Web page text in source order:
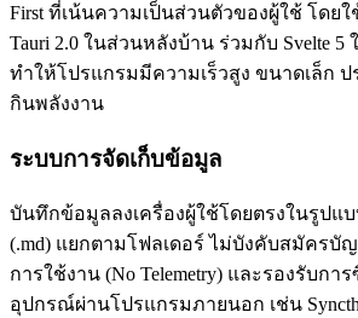
First ที่เน้นความเป็นส่วนตัวของผู้ใช้ โดยใ
Tauri 2.0 ในส่วนหลังบ้าน ร่วมกับ Svelte
ทำให้โปรแกรมมีความเร็วสูง ขนาดเล็ก
กินพลังงาน
ระบบการจัดเก็บข้อมูล
บันทึกข้อมูลลงเครื่องผู้ใช้โดยตรงในรูปแบ
(.md) แยกตามโฟลเดอร์ ไม่บังคับสมัครบั
การใช้งาน (No Telemetry) และรองรับกา
อุปกรณ์ผ่านโปรแกรมภายนอก เช่น